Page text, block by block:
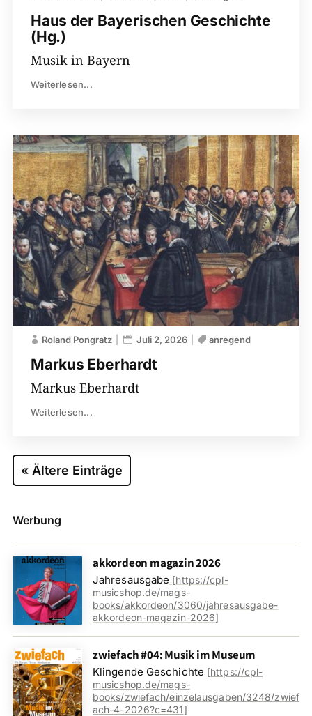
Haus der Bayerischen ­Geschichte
(Hg.)
Musik in Bayern
Weiterlesen...
Markus Eberhardt
Roland Pongratz Juli 2, 2026 anregend
Markus Eberhardt
Weiterlesen...
« Ältere Einträge
Werbung
akkordeon magazin 2026
Jahresausgabe [https://cpl-
musicshop.de/mags-
books/akkordeon/3060/jahresausgabe-
akkordeon-magazin-2026]
zwiefach #04: Musik im Museum
Klingende Geschichte [https://cpl-
musicshop.de/mags-
books/zwiefach/einzelausgaben/3248/zwief
ach-4-2026?c=431]